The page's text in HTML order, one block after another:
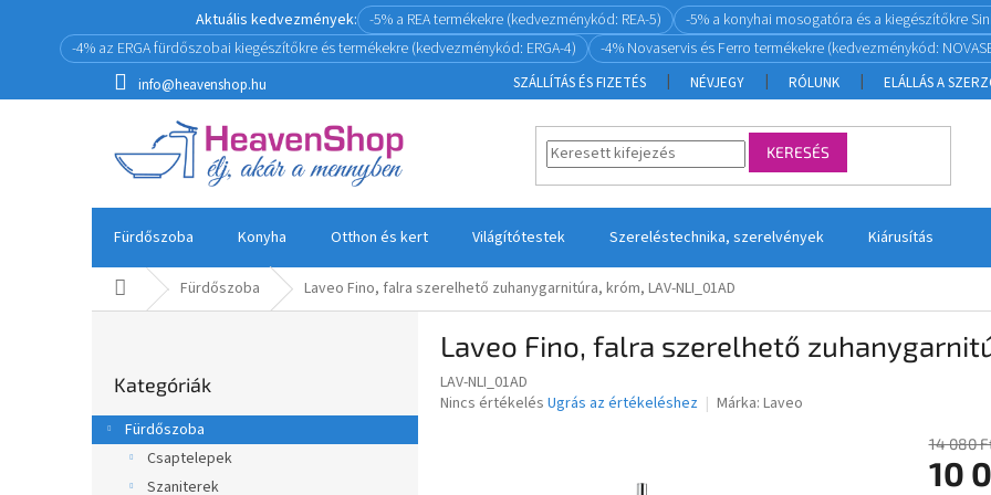
Aktuális kedvezmények: -5% a REA termékekre (kedvezménykód: REA-5)
-5% a konyhai mosogatóra és a kiegészítőkre
-4% az ERGA fürdőszobai kiegészítőkre és termékekre (kedvezménykód: ERGA-4)
-4% Novaservis és Ferro termékekre (kedvezménykód:
info@heavenshop.hu SZÁLLÍTÁS ÉS FIZETÉS NÉVJEGY RÓLUNK ELÁLLÁS A
KERESÉS
Fürdőszoba Konyha Otthon és kert Világítótestek Szereléstechnika, szerelvények Kiárusítás
KezdőlapFürdőszoba Laveo Fino, falra szerelhető zuhanygarnitúra, króm, LAV-NLI_01AD
l
s
átugrása
Kategóriák
Fürdőszoba
Csaptelepek
Szaniterek
Laveo Fino, falra szerelhető
LAV-NLI_01AD
A
Nincs értékelés Ugrás az értékeléshez Márka: Laveo
14 080
10